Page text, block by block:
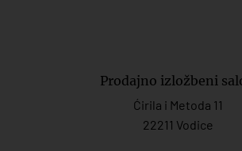
Prodajno izložbeni
Ćirila i Metoda 11
22211 Vodice